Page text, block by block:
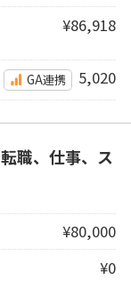
¥86,918
GA連携 5,020
職、仕事、ス
¥80,000
¥0